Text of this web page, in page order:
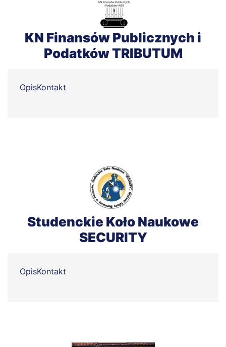
KN Finansów Publicznych i
Podatków TRIBUTUM
OpisKontakt
Studenckie Koło Naukowe
SECURITY
OpisKontakt